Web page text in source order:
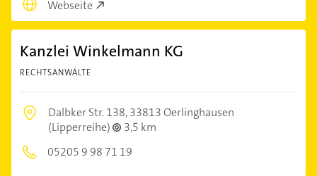
Webseite
Kanzlei Winkelmann KG
RECHTSANWÄLTE
Dalbker Str. 138,33813 Oerlinghausen
(Lipperreihe)
3,5 km
05205 9 98 71 19